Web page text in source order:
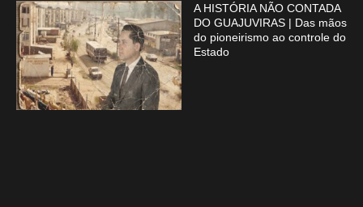
A HISTÓRIA NÃO CONTADA
DO GUAJUVIRAS | Das mãos
do pioneirismo ao controle do
Estado